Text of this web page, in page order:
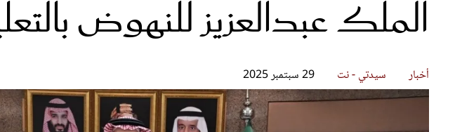
الملك عبدالعزيز للنهوض
أخبار سيدتي - نت 29 سبتمبر 2025
قصص ملهمة
شباب وبنات
ستايل
تقارير